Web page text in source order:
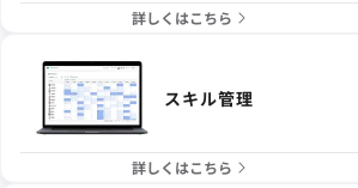
詳しくはこちら
スキル管理
詳しくはこちら